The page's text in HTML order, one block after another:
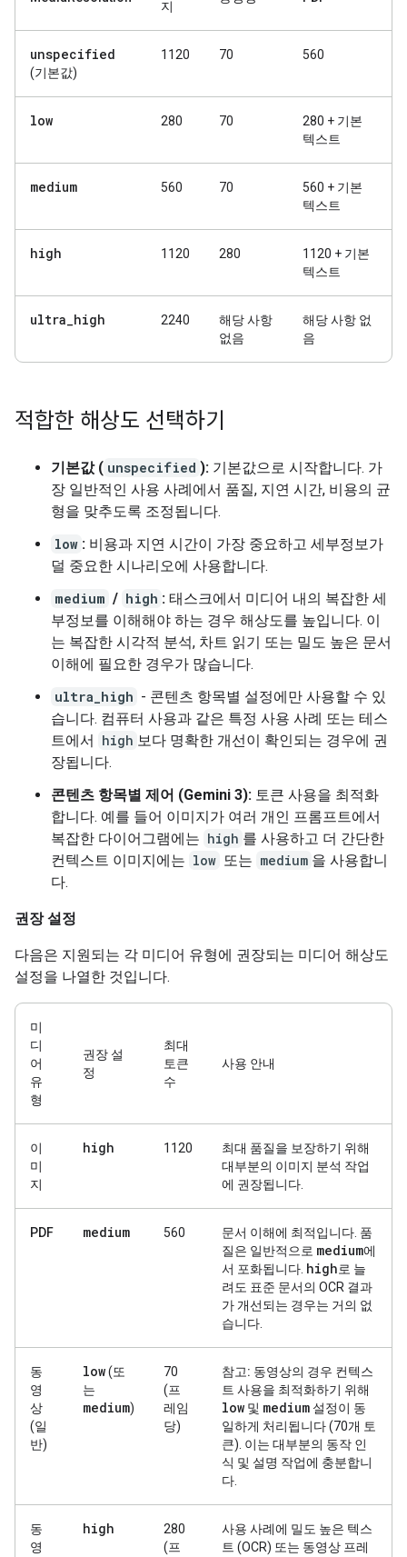
지
unspecified
(기본값)
1120 70 560
low 280 70
280 + 기본
텍스트
medium 560 70
560 + 기본
텍스트
high 1120 280
1120 + 기본
텍스트
ultra_high 2240
해당 사항
없음
해당 사항 없
음
적합한 해상도 선택하기
기본값 ( unspecified ): 기본값으로 시작합니다. 가
장 일반적인 사용 사례에서 품질, 지연 시간, 비용의 균
형을 맞추도록 조정됩니다.
low : 비용과 지연 시간이 가장 중요하고 세부정보가
덜 중요한 시나리오에 사용합니다.
medium / high : 태스크에서 미디어 내의 복잡한 세
부정보를 이해해야 하는 경우 해상도를 높입니다. 이
는 복잡한 시각적 분석, 차트 읽기 또는 밀도 높은 문서
이해에 필요한 경우가 많습니다.
ultra_high - 콘텐츠 항목별 설정에만 사용할 수 있
습니다. 컴퓨터 사용과 같은 특정 사용 사례 또는 테스
트에서 high 보다 명확한 개선이 확인되는 경우에 권
장됩니다.
콘텐츠 항목별 제어 (Gemini 3): 토큰 사용을 최적화
합니다. 예를 들어 이미지가 여러 개인 프롬프트에서
복잡한 다이어그램에는 high 를 사용하고 더 간단한
컨텍스트 이미지에는 low 또는 medium 을 사용합니
다.
권장 설정
다음은 지원되는 각 미디어 유형에 권장되는 미디어 해상도
설정을 나열한 것입니다.
미
디
어
유
형
권장 설
정
최대
토큰
수
사용 안내
이
미
지
high 1120
최대 품질을 보장하기 위해
대부분의 이미지 분석 작업
에 권장됩니다.
PDF medium 560
문서 이해에 최적입니다. 품
질은 일반적으로 medium에
서 포화됩니다. high로 늘
려도 표준 문서의 OCR 결과
가 개선되는 경우는 거의 없
습니다.
동
영
상
(일
반)
low(또
는
medium)
70
(프
레임
당)
참고: 동영상의 경우 컨텍스
트 사용을 최적화하기 위해
low 및 medium 설정이 동
일하게 처리됩니다 (70개 토
큰). 이는 대부분의 동작 인
식 및 설명 작업에 충분합니
다.
동
영
high
280
(프
사용 사례에 밀도 높은 텍스
트 (OCR) 또는 동영상 프레